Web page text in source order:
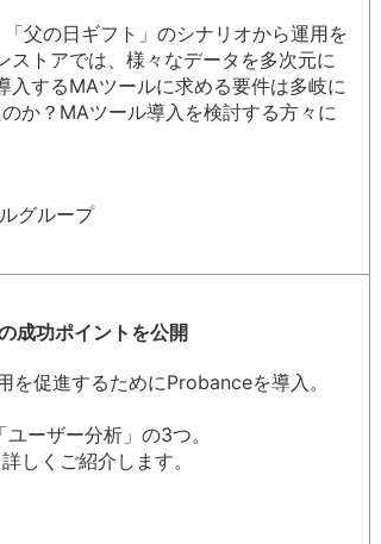
父の日ギフト」のシナリオから運用を
トアでは、様々なデータを多次元に
入するMAツールに求める要件は多岐に
か？MAツール導入を検討する方々に
グループ
成功ポイントを公開
促進するためにProbanceを導入。
ーザー分析」の3つ。
しくご紹介します。